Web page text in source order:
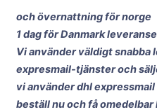
och övernattning för norge
1 dag för Danmark
Vi använder väldigt snabba
expresmail-tjänster och
vi använder dhl
beställ nu och få omedelbar